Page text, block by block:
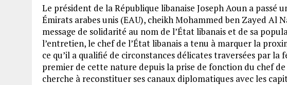
Le président de la République libanaise Joseph Aoun a passé
Émirats arabes unis (EAU), cheikh Mohammed ben Zayed Al
message de solidarité au nom de l’État libanais et de sa
l’entretien, le chef de l’État libanais a tenu à marquer la
ce qu’il a qualifié de circonstances délicates traversées par la
premier de cette nature depuis la prise de fonction du chef
cherche à reconstituer ses canaux diplomatiques avec les